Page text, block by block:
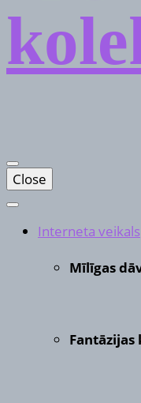
Close
Interneta veikals
Mīlīgas